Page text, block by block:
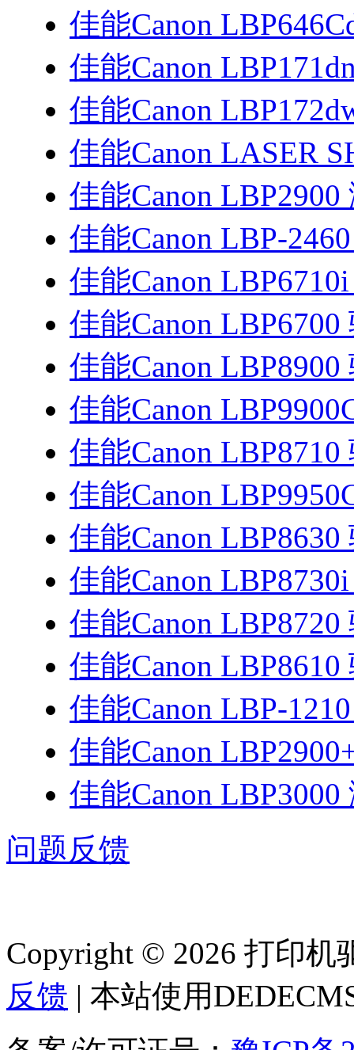
佳能Canon
佳能Canon
佳能Canon
佳能Canon LASER
佳能Canon
佳能Canon LBP-
佳能Canon
佳能Canon LBP6700
佳能Canon LBP8900
佳能Canon
佳能Canon LBP8710
佳能Canon
佳能Canon LBP8630
佳能Canon
佳能Canon LBP8720
佳能Canon LBP8610
佳能Canon LBP-
佳能Canon
佳能Canon
问题反馈
Copyright © 2026 打印
反馈 | 本站使用